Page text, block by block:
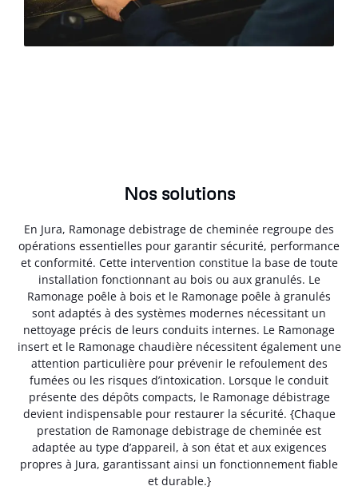
Nos solutions
En Jura, Ramonage debistrage de cheminée regroupe des
opérations essentielles pour garantir sécurité, performance
et conformité. Cette intervention constitue la base de toute
installation fonctionnant au bois ou aux granulés. Le
Ramonage poêle à bois et le Ramonage poêle à granulés
sont adaptés à des systèmes modernes nécessitant un
nettoyage précis de leurs conduits internes. Le Ramonage
insert et le Ramonage chaudière nécessitent également une
attention particulière pour prévenir le refoulement des
fumées ou les risques d’intoxication. Lorsque le conduit
présente des dépôts compacts, le Ramonage débistrage
devient indispensable pour restaurer la sécurité. {Chaque
prestation de Ramonage debistrage de cheminée est
adaptée au type d’appareil, à son état et aux exigences
propres à Jura, garantissant ainsi un fonctionnement fiable
et durable.}